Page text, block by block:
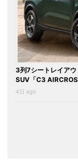
3列7シートレイアウ
SUV「C3
4日 ago